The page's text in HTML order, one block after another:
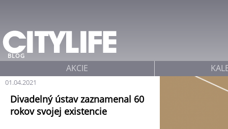
01.04.2021
BLOG
Divadelný ústav zaznamenal 60
rokov svojej existencie
AKCIE